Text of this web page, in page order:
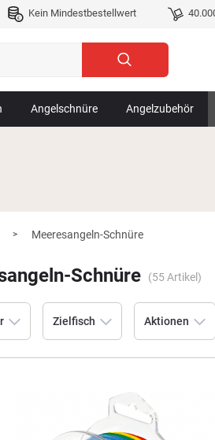
Kein Mindestbestellwert
Angelschnüre Angelzubehör
> Meeresangeln-Schnüre
Schnüre (55Artikel)
Zielfisch Aktionen